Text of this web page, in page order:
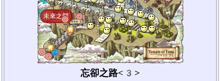
未來之門
忘卻之路<3>